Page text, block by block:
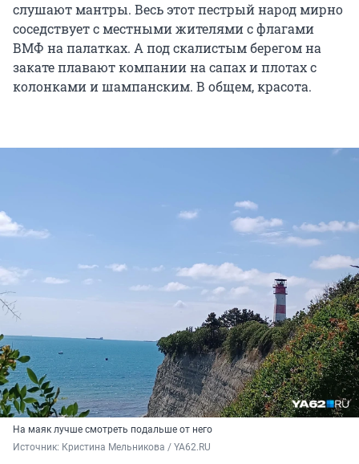
слушают мантры. Весь этот пестрый народ мирно
соседствует с местными жителями с флагами
ВМФ на палатках. А под скалистым берегом на
закате плавают компании на сапах и плотах с
колонками и шампанским. В общем, красота.
На маяк лучше смотреть подальше от него
Источник: Кристина Мельникова / YA62.RU